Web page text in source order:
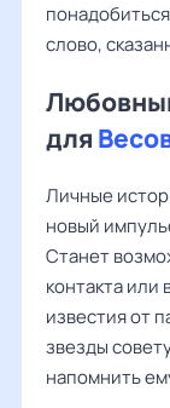
слово,
для
Личные
новый
Станет
контакта или
известия от
звезды
напомнить